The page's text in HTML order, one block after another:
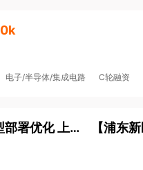
电子/半导体/集成电路 C轮融资
边缘AI芯片软件工程师-模型部署优化 上杭深北 【浦东